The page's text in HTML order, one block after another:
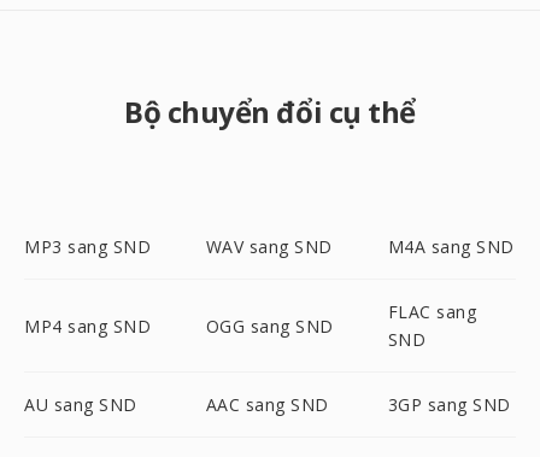
Bộ chuyển đổi cụ thể
MP3 sang SND WAV sang SND M4A sang SND
MP4 sang SND OGG sang SND
FLAC sang
SND
AU sang SND AAC sang SND 3GP sang SND